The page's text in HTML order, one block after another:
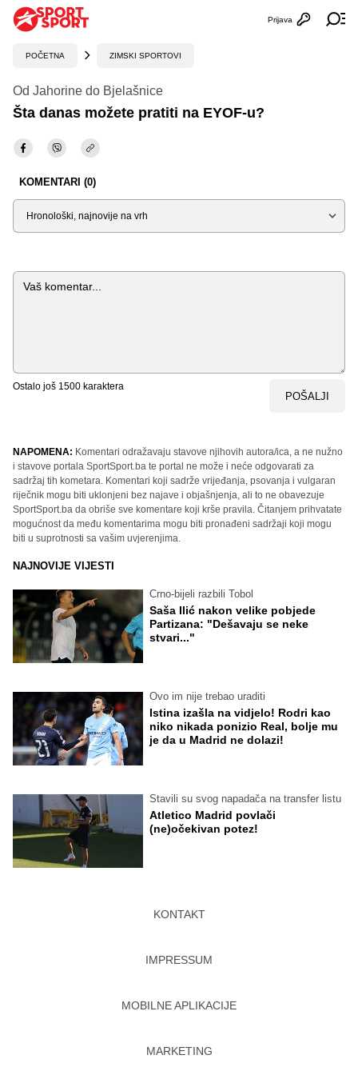
Otvori
Prijava
POČETNA ZIMSKI SPORTOVI
Od Jahorine do Bjelašnice
Šta danas možete pratiti na EYOF-u?
KOMENTARI (0)
Sortiraj
Komentar
Ostalo još 1500 karaktera
POŠALJI
NAPOMENA: Komentari odražavaju stavove njihovih autora/ica, a ne nužno
i stavove portala SportSport.ba te portal ne može i neće odgovarati za
sadržaj tih kometara. Komentari koji sadrže vrijeđanja, psovanja i vulgaran
riječnik mogu biti uklonjeni bez najave i objašnjenja, ali to ne obavezuje
SportSport.ba da obriše sve komentare koji krše pravila. Čitanjem prihvatate
mogućnost da među komentarima mogu biti pronađeni sadržaji koji mogu
biti u suprotnosti sa vašim uvjerenjima.
NAJNOVIJE VIJESTI
Crno-bijeli razbili Tobol
Saša Ilić nakon velike pobjede
Partizana: "Dešavaju se neke
stvari..."
Ovo im nije trebao uraditi
Istina izašla na vidjelo! Rodri kao
niko nikada ponizio Real, bolje mu
je da u Madrid ne dolazi!
Stavili su svog napadača na transfer listu
Atletico Madrid povlači
(ne)očekivan potez!
KONTAKT
IMPRESSUM
MOBILNE APLIKACIJE
MARKETING